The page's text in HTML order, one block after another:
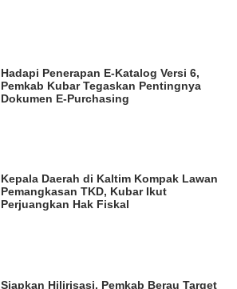
Hadapi Penerapan E-Katalog Versi 6,
Pemkab Kubar Tegaskan Pentingnya
Dokumen E-Purchasing
Kepala Daerah di Kaltim Kompak Lawan
Pemangkasan TKD, Kubar Ikut
Perjuangkan Hak Fiskal
Siapkan Hilirisasi, Pemkab Berau Target